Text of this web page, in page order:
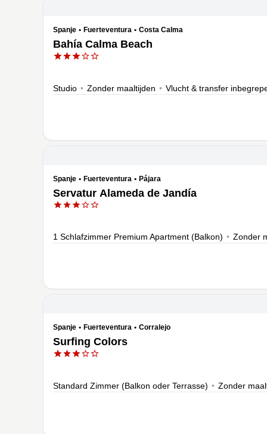
Spanje • Fuerteventura • Costa Calma
Bahía Calma Beach
Studio • Zonder maaltijden • Vlucht & transfer
Spanje • Fuerteventura • Pájara
Servatur Alameda de Jandía
1 Schlafzimmer Premium Apartment (Balkon) • Zonder
Spanje • Fuerteventura • Corralejo
Surfing Colors
Standard Zimmer (Balkon oder Terrasse) • Zonder